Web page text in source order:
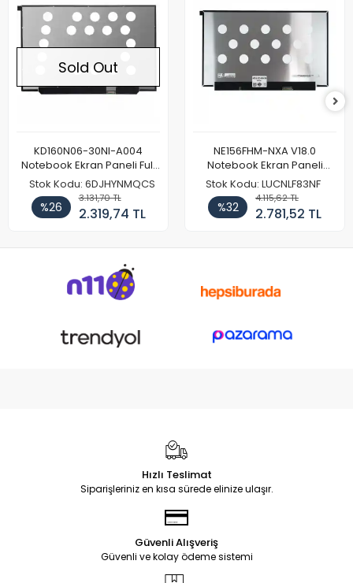
Sold Out
KD160N06-30NI-A004
Notebook Ekran Paneli Full
HD
Stok Kodu: 6DJHYNMQCS
%26
3.131,70 TL
2.319,74 TL
NE156FHM-NXA V18.0
Notebook Ekran Paneli
144Hz
Stok Kodu: LUCNLF83NF
%32
4.115,62 TL
2.781,52 TL
Hızlı Teslimat
Siparişleriniz en kısa sürede elinize ulaşır.
Güvenli Alışveriş
Güvenli ve kolay ödeme sistemi